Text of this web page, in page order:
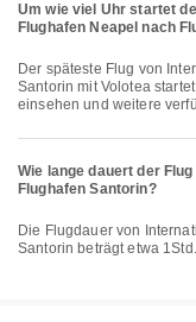
Um wie viel Uhr startet
Flughafen Neapel nach
Der späteste Flug von Internationaler Flughafen Neapel nach Flughafen
Santorin mit Volotea
einsehen und weitere
Wie lange dauert der
Flughafen Santorin?
Die Flugdauer von Internationaler Flughafen Neapel nach Flughafen
Santorin beträgt etwa